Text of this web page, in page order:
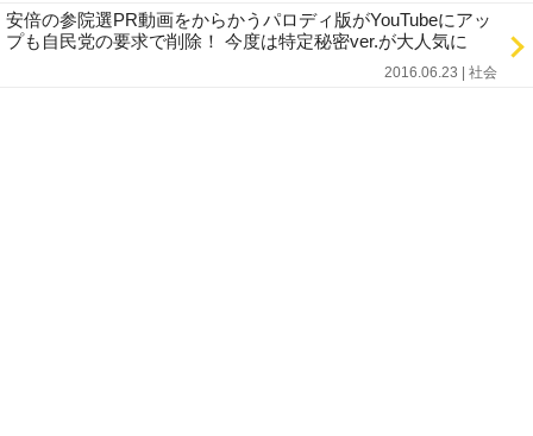
安倍の参院選PR動画をからかうパロディ版がYouTubeにアッ
プも自民党の要求で削除！ 今度は特定秘密ver.が大人気に
2016.06.23 | 社会